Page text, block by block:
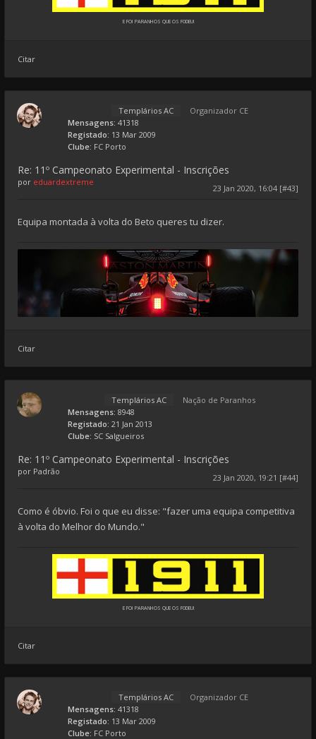
E FOI PARANHOS QUE OS F0DEU!
Citar
Templários AC
Organizador CE
Mensagens: 41318
Registado: 13 Mar 2009
Clube: FC Porto
Re: 11º Campeonato Experimental - Inscrições
23 Jan 2020, 16:04 [#43]
por eduardextreme
Equipa montada à volta do Beto queres tu dizer.
Citar
Templários AC
Nação de Paranhos
Mensagens: 8948
Registado: 21 Jan 2013
Clube: SC Salgueiros
Re: 11º Campeonato Experimental - Inscrições
23 Jan 2020, 19:21 [#44]
por Padrão
Como é óbvio. Foi o que eu disse: "fazer uma equipa competitiva
à volta do Melhor do Mundo."
E FOI PARANHOS QUE OS F0DEU!
Citar
Templários AC
Organizador CE
Mensagens: 41318
Registado: 13 Mar 2009
Clube: FC Porto